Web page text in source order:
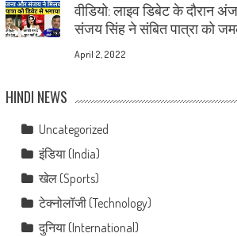
वीडियो: लाइव डिबेट के दौरान
संजय सिंह ने संबित पात्रा को
April 2, 2022
HINDI NEWS
Uncategorized
इंडिया (India)
खेल (Sports)
टेक्नोलॉजी (Technology)
दुनिया (International)